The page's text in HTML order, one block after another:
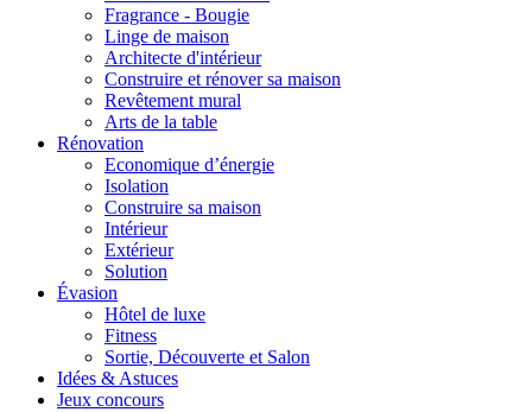
Fragrance - Bougie
Linge de maison
Architecte d'intérieur
Construire et rénover sa maison
Revêtement mural
Arts de la table
Rénovation
Economique d’énergie
Isolation
Construire sa maison
Intérieur
Extérieur
Solution
Évasion
Hôtel de luxe
Fitness
Sortie, Découverte et Salon
Idées & Astuces
Jeux concours